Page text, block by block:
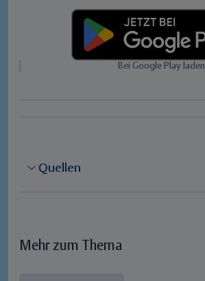
Bei Google Play laden
Quellen
Mehr zum Thema